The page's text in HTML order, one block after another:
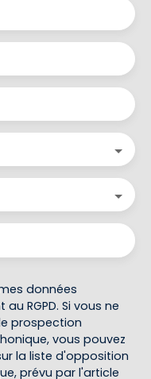
données
RGPD. Si vous ne
prospection
vous pouvez
la liste d'opposition
prévu par l'article